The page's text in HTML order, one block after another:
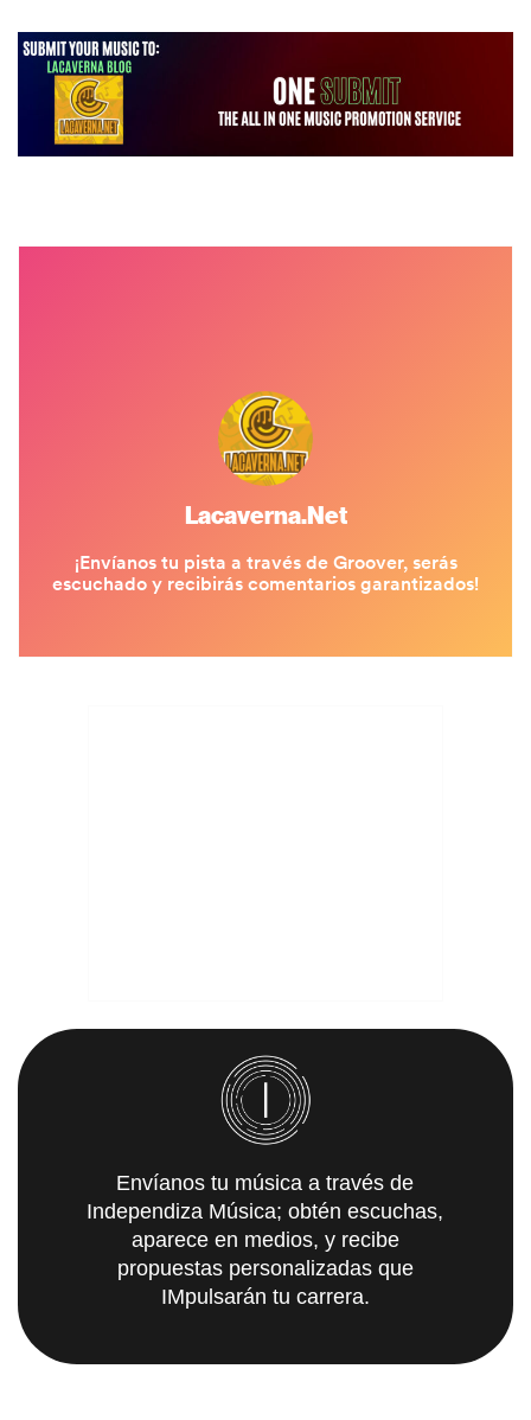
Envíanos tu música a través de
Independiza Música; obtén escuchas,
aparece en medios, y recibe
propuestas personalizadas que
IMpulsarán tu carrera.